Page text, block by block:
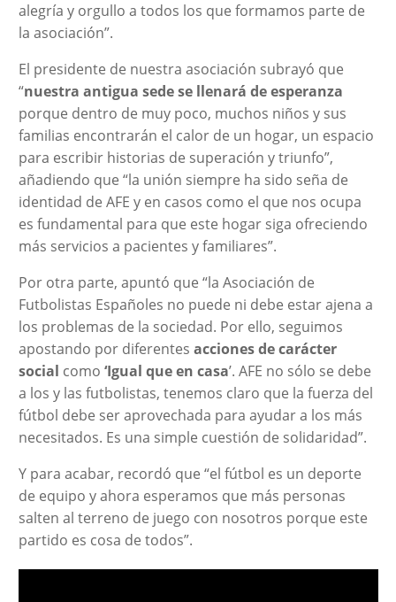
alegría y orgullo a todos los que formamos parte de
la asociación”.
El presidente de nuestra asociación subrayó que
“nuestra antigua sede se llenará de esperanza
porque dentro de muy poco, muchos niños y sus
familias encontrarán el calor de un hogar, un espacio
para escribir historias de superación y triunfo”,
añadiendo que “la unión siempre ha sido seña de
identidad de AFE y en casos como el que nos ocupa
es fundamental para que este hogar siga ofreciendo
más servicios a pacientes y familiares”.
Por otra parte, apuntó que “la Asociación de
Futbolistas Españoles no puede ni debe estar ajena a
los problemas de la sociedad. Por ello, seguimos
apostando por diferentes acciones de carácter
social como ‘Igual que en casa’. AFE no sólo se debe
a los y las futbolistas, tenemos claro que la fuerza del
fútbol debe ser aprovechada para ayudar a los más
necesitados. Es una simple cuestión de solidaridad”.
Y para acabar, recordó que “el fútbol es un deporte
de equipo y ahora esperamos que más personas
salten al terreno de juego con nosotros porque este
partido es cosa de todos”.